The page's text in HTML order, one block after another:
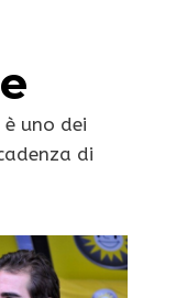
è uno dei
di